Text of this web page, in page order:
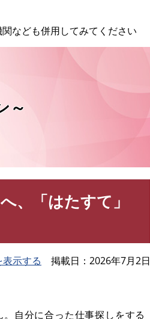
なども併用してみてください
～
、「はたすて」
示する 掲載日 2026年7月2日
自分に合った仕事探しをする